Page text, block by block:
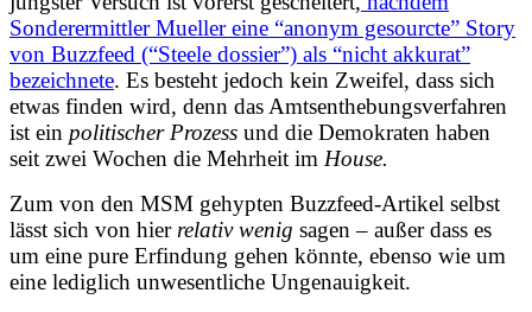
Sonderermittler Mueller eine “anonym gesourcte” Story
von Buzzfeed (“Steele dossier”) als “nicht akkurat”
bezeichnete. Es besteht jedoch kein Zweifel, dass sich
etwas finden wird, denn das Amtsenthebungsverfahren
ist ein politischer Prozess und die Demokraten haben
seit zwei Wochen die Mehrheit im House.
Zum von den MSM gehypten Buzzfeed-Artikel selbst
lässt sich von hierrelativ wenig sagen – außer dass es
um eine pure Erfindung gehen könnte, ebenso wie um
eine lediglich unwesentliche Ungenauigkeit.